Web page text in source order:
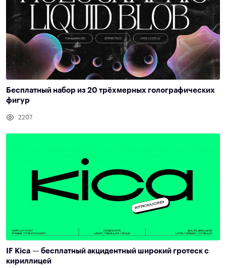
Бесплатный набор из 20 трёхмерных голографических
фигур
2207
IF Kica — бесплатный акцидентный широкий гротеск с
кириллицей